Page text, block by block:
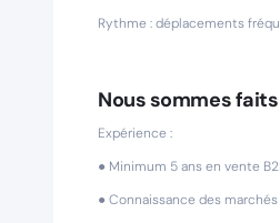
Rythme : déplacements
Nous sommes
Expérience :
● Minimum 5 ans en vente
● Connaissance des